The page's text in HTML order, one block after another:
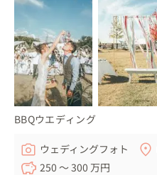
BBQウエディング
ウェディングフォト
250 〜 300 万円